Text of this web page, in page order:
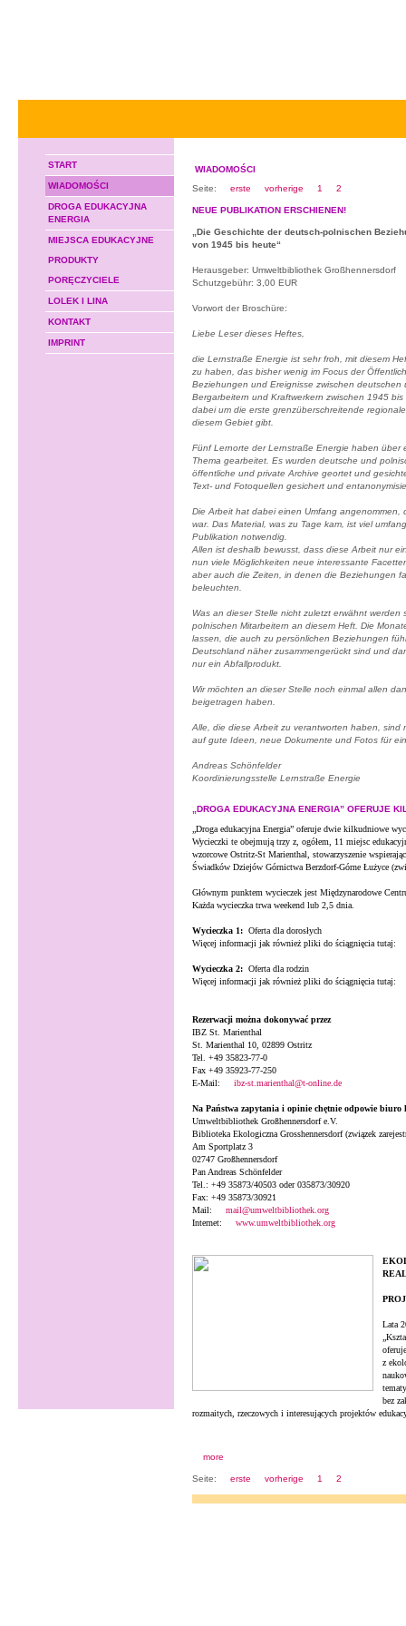
START
WIADOMOŚCI
DROGA EDUKACYJNA
ENERGIA
MIEJSCA EDUKACYJNE
PRODUKTY
PORĘCZYCIELE
LOLEK I LINA
KONTAKT
IMPRINT
WIADOMOŚCI
Seite:
erste vorherige 1 2
NEUE PUBLIKATION ERSCHIENEN!
„Die Geschichte der deutsch-polnischen
von 1945 bis heute“
Herausgeber: Umweltbibliothek Großhennersdorf
Schutzgebühr: 3,00 EUR
Vorwort der Broschüre:
Liebe Leser dieses Heftes,
die Lernstraße Energie ist sehr froh, mit diesem
zu haben, das bisher wenig im Focus der
Beziehungen und Ereignisse zwischen deutschen
Bergarbeitern und Kraftwerkern zwischen 1945
dabei um die erste grenzüberschreitende
diesem Gebiet gibt.
Fünf Lernorte der Lernstraße Energie haben über
Thema gearbeitet. Es wurden deutsche und
öffentliche und private Archive geortet und
Text- und Fotoquellen gesichert und
Die Arbeit hat dabei einen Umfang angenommen,
war. Das Material, was zu Tage kam, ist viel
Publikation notwendig.
Allen ist deshalb bewusst, dass diese Arbeit nur
nun viele Möglichkeiten neue interessante
aber auch die Zeiten, in denen die Beziehungen
beleuchten.
Was an dieser Stelle nicht zuletzt erwähnt
polnischen Mitarbeitern an diesem Heft. Die
lassen, die auch zu persönlichen Beziehungen
Deutschland näher zusammengerückt sind und
nur ein Abfallprodukt.
Wir möchten an dieser Stelle noch einmal allen
beigetragen haben.
Alle, die diese Arbeit zu verantworten haben,
auf gute Ideen, neue Dokumente und Fotos für
Andreas Schönfelder
Koordinierungsstelle Lernstraße Energie
„DROGA EDUKACYJNA ENERGIA” OFERUJE
„Droga edukacyjna Energia” oferuje dwie kilkudniowe
Wycieczki te obejmują trzy z, ogółem, 11 miejsc
wzorcowe Ostritz-St Marienthal, stowarzyszenie
Świadków Dziejów Górnictwa Berzdorf-Górne Łużyce
Głównym punktem wycieczek jest Międzynarodowe
Każda wycieczka trwa weekend lub 2,5 dnia.
Wycieczka 1: Oferta dla dorosłych
Więcej informacji jak również pliki do ściągnięcia tutaj:
Wycieczka 2: Oferta dla rodzin
Więcej informacji jak również pliki do ściągnięcia tutaj:
Rezerwacji można dokonywać przez
IBZ St. Marienthal
St. Marienthal 10, 02899 Ostritz
Tel. +49 35823-77-0
Fax +49 35923-77-250
E-Mail:
ibz-st.marienthal@t-online.de
Na Państwa zapytania i opinie chętnie odpowie
Umweltbibliothek Großhennersdorf e.V.
Biblioteka Ekologiczna Grosshennersdorf (związek
Am Sportplatz 3
02747 Großhennersdorf
Pan Andreas Schönfelder
Tel.: +49 35873/40503 oder 035873/30920
Fax: +49 35873/30921
Mail:
mail@umweltbibliothek.org
Internet:
www.umweltbibliothek.org
Lata
z
bez
rozmaitych, rzeczowych i interesujących projektów
more
Seite: erste vorherige 1 2